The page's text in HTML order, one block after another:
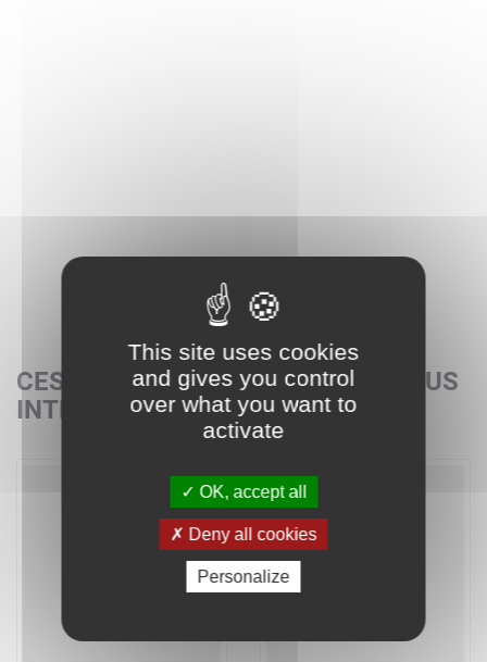
CES SETS POURRAIENT AUSSI VOUS
INTÉRESSER
This site uses cookies
and gives you control
over what you want to
activate
OK, accept all
Deny all cookies
Personalize